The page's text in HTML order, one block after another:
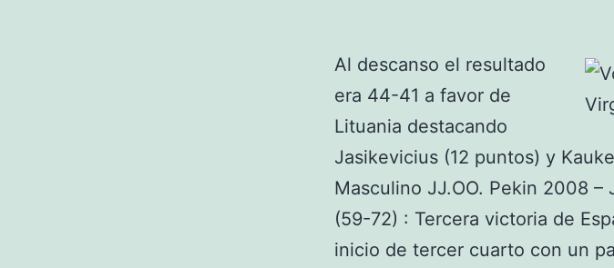
Al descanso el resultado
era 44-41 a favor de
Lituania destacando
Jasikevicius (12 puntos) y
Masculino JJ.OO. Pekin 2008 –
(59-72) : Tercera victoria de
inicio de tercer cuarto con un